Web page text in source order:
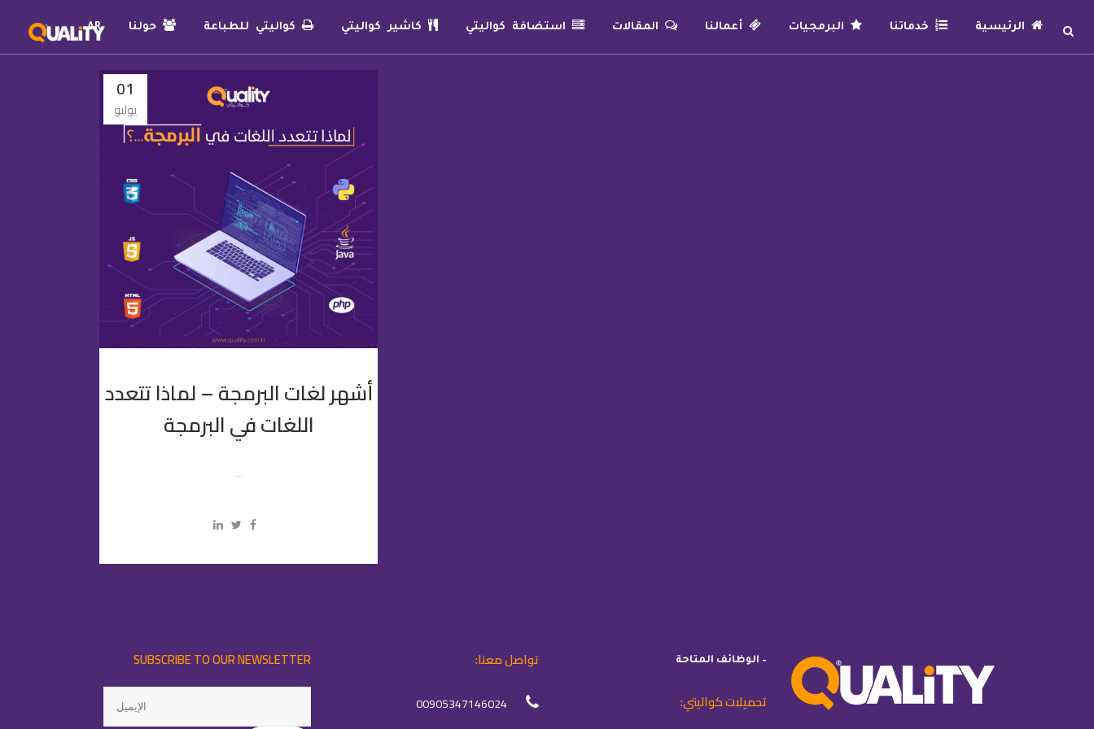
الرئيسية خدماتنا البرمجيات أعمالنا المقالات استضافة كواليتي كاشير كواليتي كواليتي للطباعة حولنا AR
01
يوليو
أشهر لغات البرمجة – لماذا تتعدد
اللغات في البرمجة
...
– الوظائف المتاحة
تحميلات كواليتي:
تواصل معنا:
00905347146024
SUBSCRIBE TO OUR NEWSLETTER